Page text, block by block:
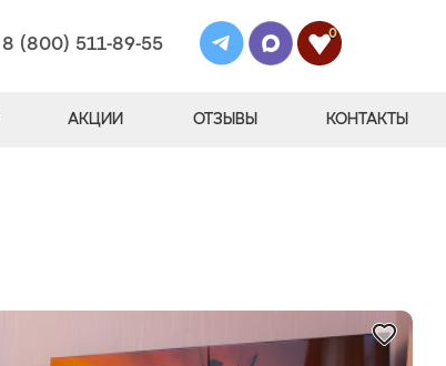
8 (800) 511-89-55
0
АКЦИИ ОТЗЫВЫ КОНТАКТЫ